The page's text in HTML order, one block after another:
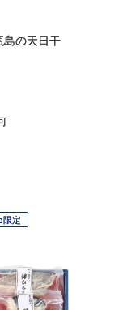
島の天日干
限定